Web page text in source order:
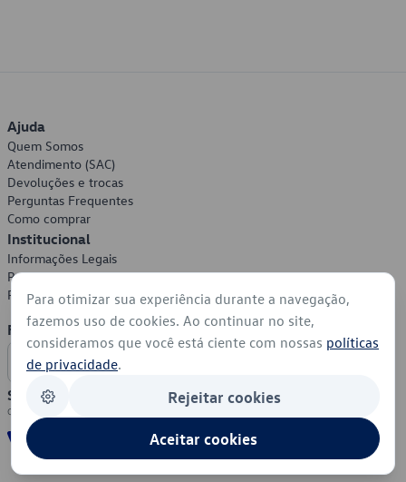
Ajuda
Quem Somos
Atendimento (SAC)
Devoluções e trocas
Perguntas Frequentes
Como comprar
Institucional
Informações Legais
Política de Privacidade
Política de Cookies
Formas de Pagamento
Segurança
Para otimizar sua experiência durante a navegação,
fazemos uso de cookies. Ao continuar no site,
consideramos que você está ciente com nossas políticas
de privacidade.
Rejeitar cookies
Aceitar cookies